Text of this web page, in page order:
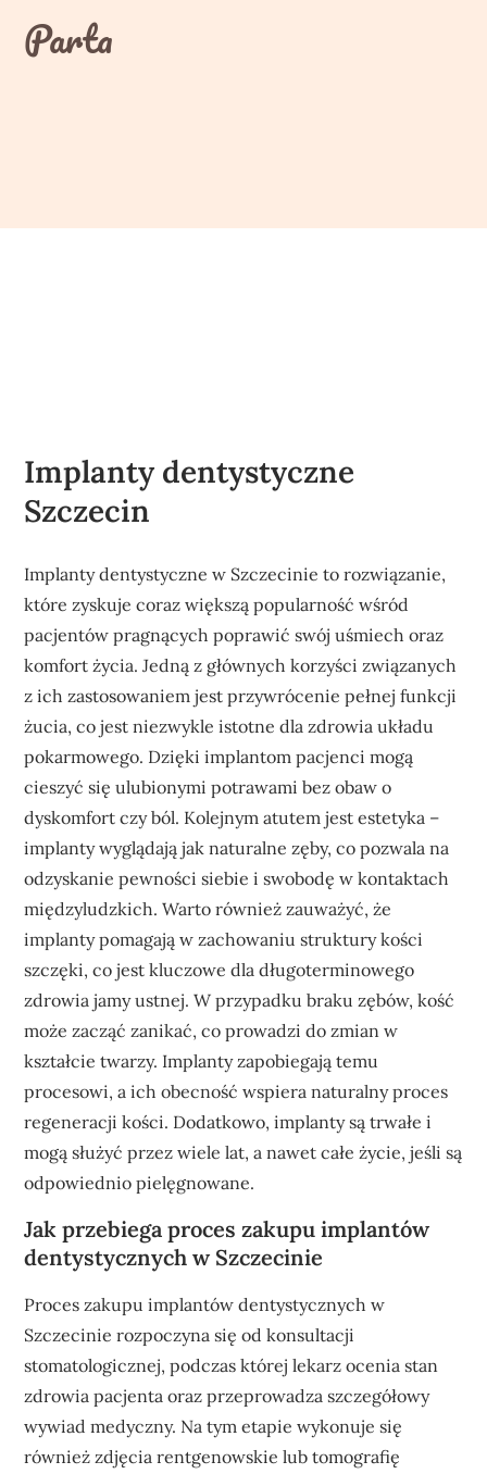
contentParta
Implanty dentystyczne
Szczecin
Implanty dentystyczne w Szczecinie to rozwiązanie,
które zyskuje coraz większą popularność wśród
pacjentów pragnących poprawić swój uśmiech oraz
komfort życia. Jedną z głównych korzyści związanych
z ich zastosowaniem jest przywrócenie pełnej funkcji
żucia, co jest niezwykle istotne dla zdrowia układu
pokarmowego. Dzięki implantom pacjenci mogą
cieszyć się ulubionymi potrawami bez obaw o
dyskomfort czy ból. Kolejnym atutem jest estetyka –
implanty wyglądają jak naturalne zęby, co pozwala na
odzyskanie pewności siebie i swobodę w kontaktach
międzyludzkich. Warto również zauważyć, że
implanty pomagają w zachowaniu struktury kości
szczęki, co jest kluczowe dla długoterminowego
zdrowia jamy ustnej. W przypadku braku zębów, kość
może zacząć zanikać, co prowadzi do zmian w
kształcie twarzy. Implanty zapobiegają temu
procesowi, a ich obecność wspiera naturalny proces
regeneracji kości. Dodatkowo, implanty są trwałe i
mogą służyć przez wiele lat, a nawet całe życie, jeśli są
odpowiednio pielęgnowane.
Jak przebiega proces zakupu implantów
dentystycznych w Szczecinie
Proces zakupu implantów dentystycznych w
Szczecinie rozpoczyna się od konsultacji
stomatologicznej, podczas której lekarz ocenia stan
zdrowia pacjenta oraz przeprowadza szczegółowy
wywiad medyczny. Na tym etapie wykonuje się
również zdjęcia rentgenowskie lub tomografię